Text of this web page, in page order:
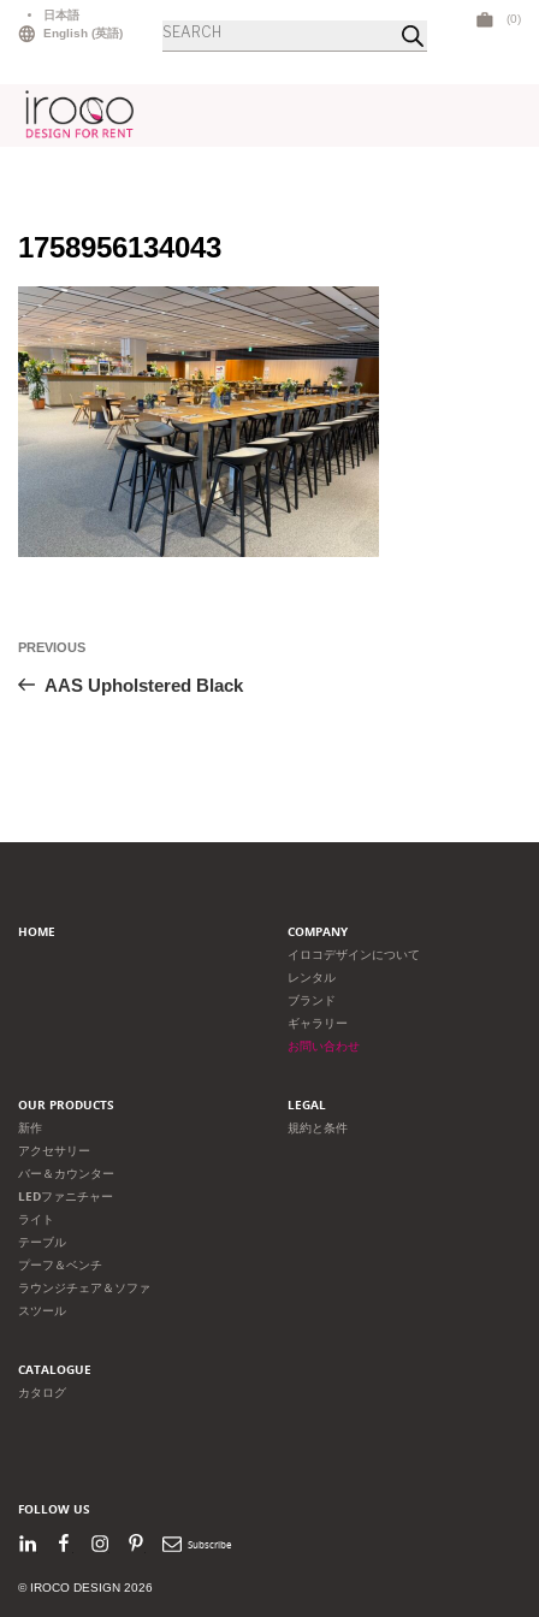
日本語
English (英語)
商
品
(0)
1758956134043
投
稿
ゲ
シ
Previous
PREVIOUS
AAS Upholstered Black
HOME
COMPANY
イロコデザインについて
レンタル
ブランド
ギャラリー
お問い合わせ
OUR PRODUCTS
新作
アクセサリー
バー＆カウンター
LEDファニチャー
ライト
テーブル
プーフ＆ベンチ
ラウンジチェア＆ソファ
スツール
LEGAL
規約と条件
CATALOGUE
カタログ
FOLLOW US
LinkedInFacebook
Instagram
PinterestNewsletter
© IROCO DESIGN 2026